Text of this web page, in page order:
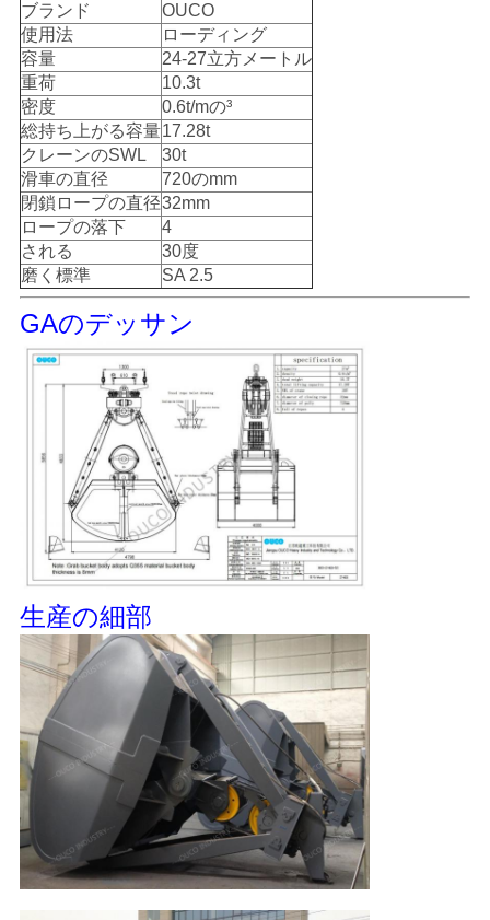
地
図
プ
ラ
イ
バ
シ
ブランド
OUCO
使用法
ローディング
容量
24-27立方メートル
重荷
10.3t
密度
0.6t/mの³
総持ち上がる容量17.28t
クレーンのSWL
30t
滑車の直径
720のmm
閉鎖ロープの直径32mm
ロープの落下
4
される
30度
磨く標準
SA 2.5
GAのデッサン
生産の細部